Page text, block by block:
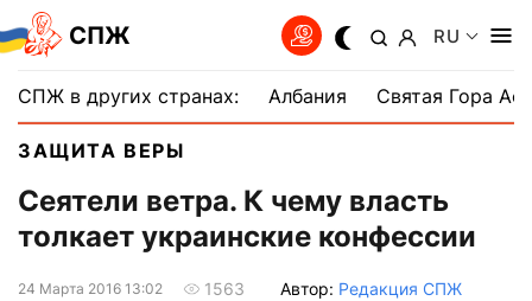
СПЖ RU
СПЖ в других странах: Албания Святая Гора
ЗАЩИТА ВЕРЫ
Сеятели ветра. К чему власть
толкает украинские конфессии
24 Марта 2016 13:02 1563 Автор: Редакция СПЖ